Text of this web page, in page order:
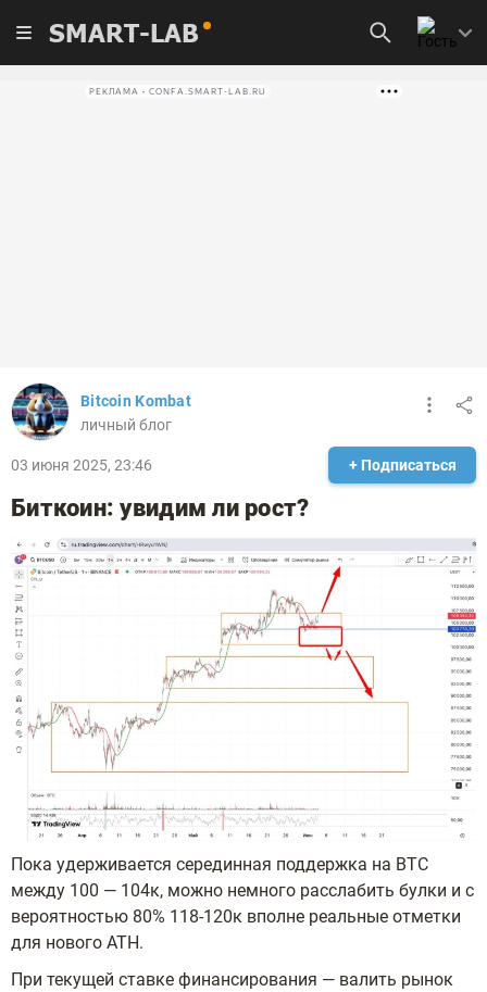
SMART-LAB
РЕКЛАМА • CONFA.SMART-LAB.RU
Bitcoin Kombat
личный блог
03 июня 2025, 23:46 + Подписаться
Биткоин: увидим ли рост?
Пока удерживается серединная поддержка на ВТС
между 100 — 104к, можно немного расслабить булки и с
вероятностью 80% 118-120к вполне реальные отметки
для нового АТН.
При текущей ставке финансирования — валить рынок